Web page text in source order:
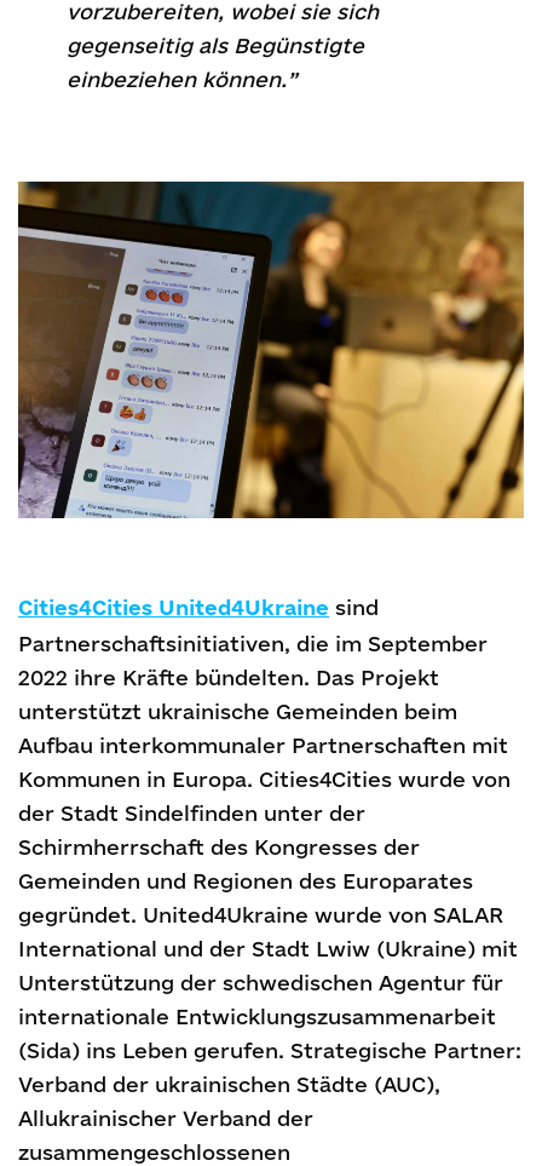
vorzubereiten, wobei sie sich
gegenseitig als Begünstigte
einbeziehen können.”
Cities4Cities United4Ukraine sind
Partnerschaftsinitiativen, die im September
2022 ihre Kräfte bündelten. Das Projekt
unterstützt ukrainische Gemeinden beim
Aufbau interkommunaler Partnerschaften mit
Kommunen in Europa. Cities4Cities wurde von
der Stadt Sindelfinden unter der
Schirmherrschaft des Kongresses der
Gemeinden und Regionen des Europarates
gegründet. United4Ukraine wurde von SALAR
International und der Stadt Lwiw (Ukraine) mit
Unterstützung der schwedischen Agentur für
internationale Entwicklungszusammenarbeit
(Sida) ins Leben gerufen. Strategische Partner:
Verband der ukrainischen Städte (AUC),
Allukrainischer Verband der
zusammengeschlossenen